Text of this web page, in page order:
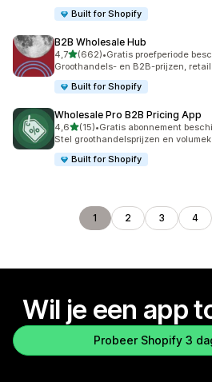
Built for Shopify
B2B Wholesale Hub
4,7van 5 sterren
(662)
662 recensies in totaal
•Gratis proefperiode
Groothandels- en B2B-prijzen,
Built for Shopify
Wholesale Pro B2B Pricing App
4,6van 5 sterren
(15)
15 recensies in totaal
•Gratis abonnement
Stel groothandelsprijzen en
Built for Shopify
1 2 3 4
Wil je een app
Probeer Shopify 3